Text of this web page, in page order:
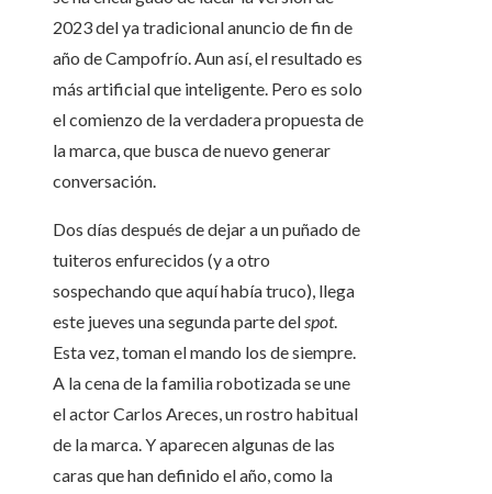
2023 del ya tradicional anuncio de fin de
año de Campofrío. Aun así, el resultado es
más artificial que inteligente. Pero es solo
el comienzo de la verdadera propuesta de
la marca, que busca de nuevo generar
conversación.
Dos días después de dejar a un puñado de
tuiteros enfurecidos (y a otro
sospechando que aquí había truco), llega
este jueves una segunda parte delspot.
Esta vez, toman el mando los de siempre.
A la cena de la familia robotizada se une
el actor Carlos Areces, un rostro habitual
de la marca. Y aparecen algunas de las
caras que han definido el año, como la